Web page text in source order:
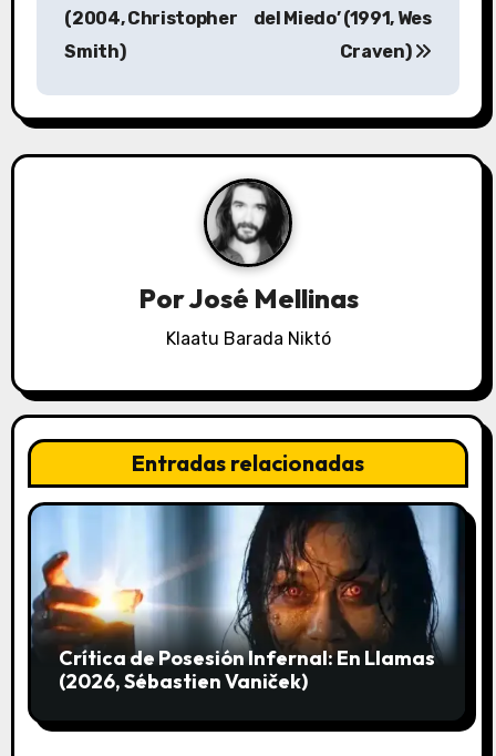
e
g
d
e
e
n
t
r
d
(2004, Christopher
Smith)
del Miedo’ (1991, Wes
Craven)
PorJosé Mellinas
Klaatu Barada Niktó
Entradas relacionadas
Crítica de Posesión Infernal: En Llamas
(2026, Sébastien Vaniček)